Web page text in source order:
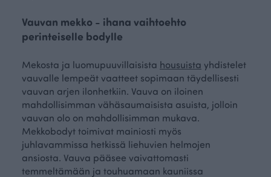
Vauvan mekko - ihana vaihtoehto
perinteiselle bodylle
Mekosta ja luomupuuvillaisista housuista yhdistelet
vauvalle lempeät vaatteet sopimaan täydellisesti
vauvan arjen ilonhetkiin. Vauva on iloinen
mahdollisimman vähäsaumaisista asuista, jolloin
vauvan olo on mahdollisimman mukava.
Mekkobodyt toimivat mainiosti myös
juhlavammissa hetkissä liehuvien helmojen
ansiosta. Vauva pääsee vaivattomasti
temmeltämään ja touhuamaan kauniissa